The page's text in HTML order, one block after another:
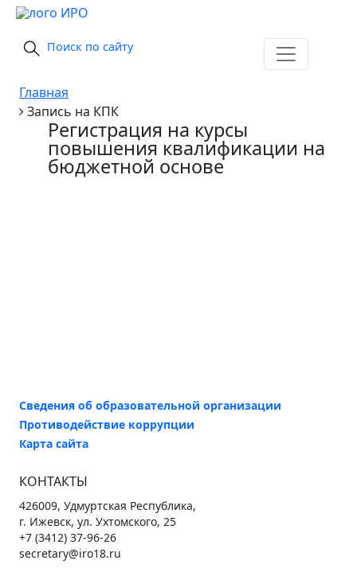
Поиск по сайту
Главная
Запись на КПК
Регистрация на курсы
повышения квалификации на
бюджетной основе
Сведения об образовательной организации
Противодействие коррупции
Карта сайта
КОНТАКТЫ
426009, Удмуртская Республика,
г. Ижевск, ул. Ухтомского, 25
+7 (3412) 37-96-26
secretary@iro18.ru